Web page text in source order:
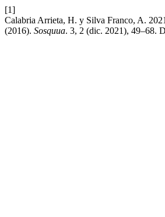
[1]
Calabria Arrieta, H. y Silva Franco, A.
(2016). Sosquua. 3, 2 (dic. 2021), 49–68.